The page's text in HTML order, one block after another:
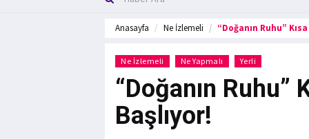
Anasayfa Ne İzlemeli “Doğanın Ruhu”
Ne İzlemeli Ne Yapmalı Yerli
“Doğanın Ruhu”
Başlıyor!